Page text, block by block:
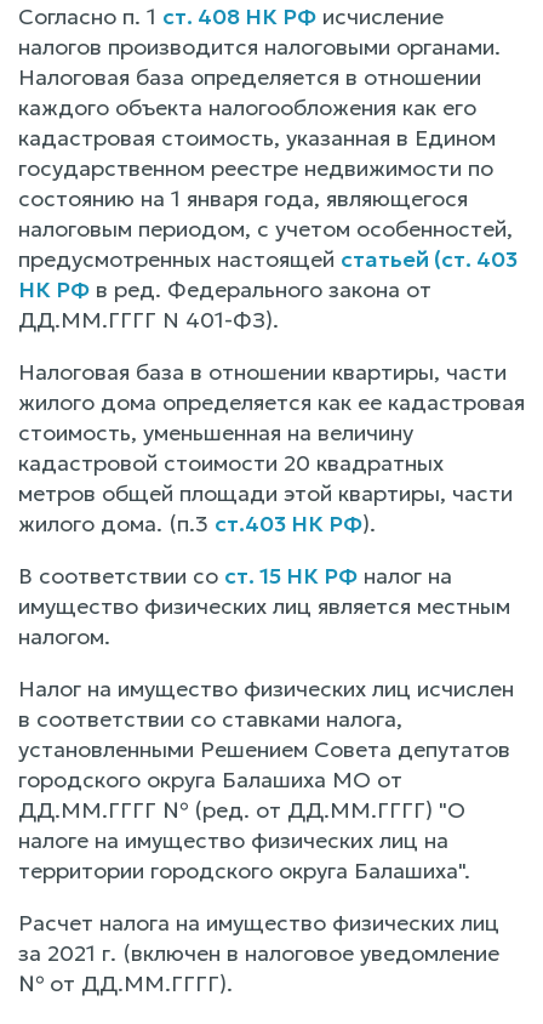
Согласно п. 1 ст. 408 НК РФ исчисление
налогов производится налоговыми органами.
Налоговая база определяется в отношении
каждого объекта налогообложения как его
кадастровая стоимость, указанная в Едином
государственном реестре недвижимости по
состоянию на 1 января года, являющегося
налоговым периодом, с учетом особенностей,
предусмотренных настоящей статьей (ст. 403
НК РФ в ред. Федерального закона от
ДД.ММ.ГГГГ N 401-ФЗ).
Налоговая база в отношении квартиры, части
жилого дома определяется как ее кадастровая
стоимость, уменьшенная на величину
кадастровой стоимости 20 квадратных
метров общей площади этой квартиры, части
жилого дома. (п.3 ст.403 НК РФ).
В соответствии со ст. 15 НК РФ налог на
имущество физических лиц является местным
налогом.
Налог на имущество физических лиц исчислен
в соответствии со ставками налога,
установленными Решением Совета депутатов
городского округа Балашиха МО от
ДД.ММ.ГГГГ № (ред. от ДД.ММ.ГГГГ) "О
налоге на имущество физических лиц на
территории городского округа Балашиха".
Расчет налога на имущество физических лиц
за 2021 г. (включен в налоговое уведомление
№ от ДД.ММ.ГГГГ).